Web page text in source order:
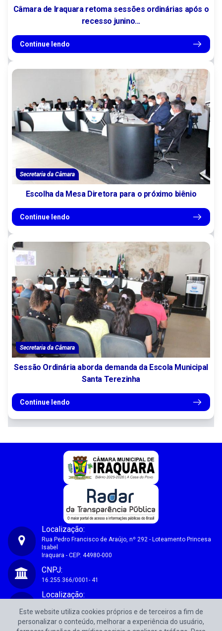
Câmara de Iraquara retoma sessões ordinárias após o
recesso junino...
Continue lendo
Secretaria da Câmara
Escolha da Mesa Diretora para o próximo biênio
Continue lendo
Secretaria da Câmara
Sessão Ordinária aborda demanda da Escola Municipal
Santa Terezinha
Continue lendo
Câmara Municipal de Iraquara-BA
Localização:
Rua Pedro Francisco de Araújo, nº 292 - Loteamento Princesa
Isabel
Iraquara - CEP: 44980-000
CNPJ:
16.255.366/0001- 41
Localização:
Isabel
Iraquara - CEP: 44980-000
Este website utiliza cookies próprios e de terceiros a fim de
personalizar o conteúdo, melhorar a experiência do usuário,